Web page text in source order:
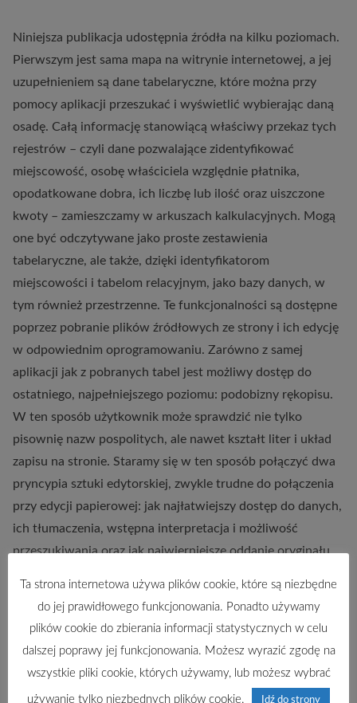
Niniejsza publikacja udostępnia źródła na kilku poziomach.
Pierwszym jest sama mapa na witrynie internetowej, a jej
uzupełnieniem są dane tabelaryczne, które można przy
pomocy aplikacji przeszukać i wyświetlić wybierając daną
osadę. Całą informację stanowiącą właściwy przekaz tych
rejestrów – czyli dane pozwalające zidentyfikować
miejscowość, osobę właściciela względnie płatnika,
opodatkowane dobra, ich liczbę lub ilość oraz uiszczone
kwoty – zamieszczamy w arkuszach kalkulacyjnych. Mogą
one być odczytywane jako proste zestawienia
tabelaryczne, ale także, dzięki identyfikatorom
miejscowości i tabelom relacyjnym, jako bazy danych, w
tym również przestrzenne. Te funkcjonalności są dostępne
poprzez pobranie plików źródłowych ze strony i ich edycję
w odpowiednim oprogramowaniu. Zarówno z samej
aplikacji jak z pobranych tabel jest możliwy dostęp do
ostatniego, najpełniejszego poziomu: podobizny rękopisu.
W ten sposób użytkownik może sprawdzić nie tylko
pisownię nazw pospolitych, ale nawet kształt liter i układ
zapisu na stronie. Staramy się w ten sposób połączyć dwa
pryncypia sztuki edytorskiej, zwykle trudne do połączenia
przy edycji papierowej: jak najłatwiejszy dostęp do danych,
ich tłumaczenia, wstępna interpretacja i możliwość
przeszukiwania oraz jak najwierniejsze oddanie oryginału.
Ta strona internetowa używa plików cookie, które są niezbędne
do jej prawidłowego funkcjonowania. Ponadto używamy
plików cookie do zbierania informacji statystycznych w celu
dalszej poprawy jej funkcjonowania. Możesz wyrazić zgodę na
wszystkie pliki cookie, których używamy, lub możesz wybrać
używanie tylko niezbędnych plików cookie. Idź do strony